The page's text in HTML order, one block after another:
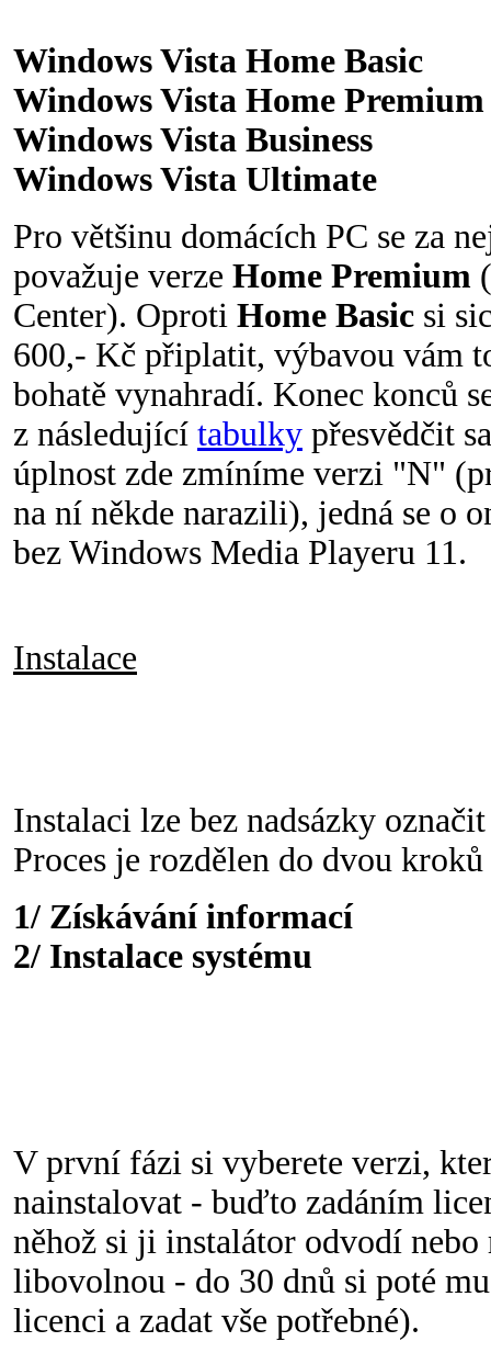
Windows Vista Home Basic
Windows Vista Home Premium
Windows Vista Business
Windows Vista Ultimate
Pro většinu domácích PC se za
považuje verze Home Premium
Center). Oproti Home Basic si
600,- Kč připlatit, výbavou vám
bohatě vynahradí. Konec konců
z následující tabulky přesvědčit
úplnost zde zmíníme verzi "N"
na ní někde narazili), jedná se o
bez Windows Media Playeru 11.
Instalace
Instalaci lze bez nadsázky
Proces je rozdělen do dvou kroků
1/ Získávání informací
2/ Instalace systému
V první fázi si vyberete verzi,
nainstalovat - buďto zadáním
něhož si ji instalátor odvodí
libovolnou - do 30 dnů si poté
licenci a zadat vše potřebné).